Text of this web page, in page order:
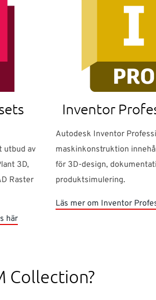
utbud av
3D,
Raster
här
Inventor
Autodesk Inventor
maskinkonstruktion
för 3D-design,
produktsimulering.
Läs mer om Inventor
Collection?